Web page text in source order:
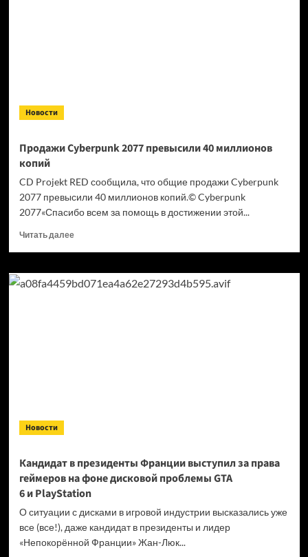
Новости
Продажи Cyberpunk 2077 превысили 40 миллионов
копий
CD Projekt RED сообщила, что общие продажи Cyberpunk
2077 превысили 40 миллионов копий.© Cyberpunk
2077«Спасибо всем за помощь в достижении этой...
Читать далееПрочитать
Продажи
Cyberpunk
Новости
Кандидат в президенты Франции выступил за права
геймеров на фоне дисковой проблемы GTA
6 и PlayStation
О ситуации с дисками в игровой индустрии высказались уже
все (все!), даже кандидат в президенты и лидер
«Непокорённой Франции» Жан-Люк...